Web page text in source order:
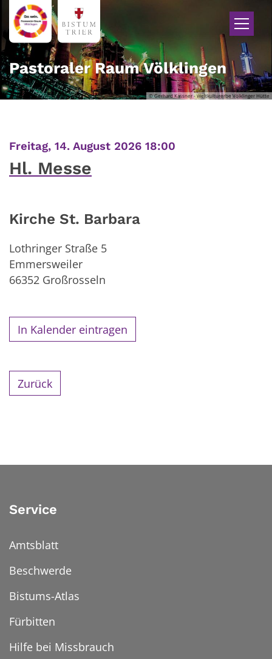
Zum Inhalt springen
© Gerhard Kassner - Weltkulturerbe Völklinger Hütte
Pastoraler Raum Völklingen
Freitag, 14. August 2026 18:00
Hl. Messe
Kirche St. Barbara
Lothringer Straße 5
Emmersweiler
66352 Großrosseln
In Kalender eintragen
Zurück
Service
Amtsblatt
Beschwerde
Bistums-Atlas
Fürbitten
Hilfe bei Missbrauch